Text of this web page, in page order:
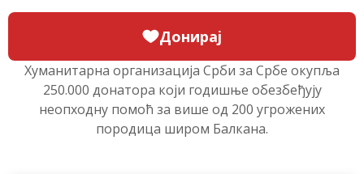
Хуманитарна организација Срби за Србе окупља
250.000 донатора који годишње обезбеђују
неопходну помоћ за више од 200 угрожених
породица широм Балкана.
Донирај